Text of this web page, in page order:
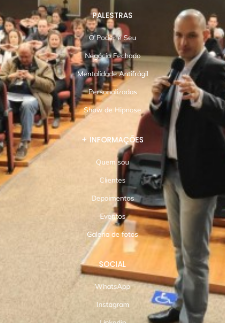
PALESTRAS
O Poder é Seu
Negócio Fechado
Mentalidade Antifrágil
Personalizadas
Show de Hipnose
+ INFORMAÇÕES
Quem sou
Clientes
Depoimentos
Eventos
Galeria de fotos
SOCIAL
WhatsApp
Instagram